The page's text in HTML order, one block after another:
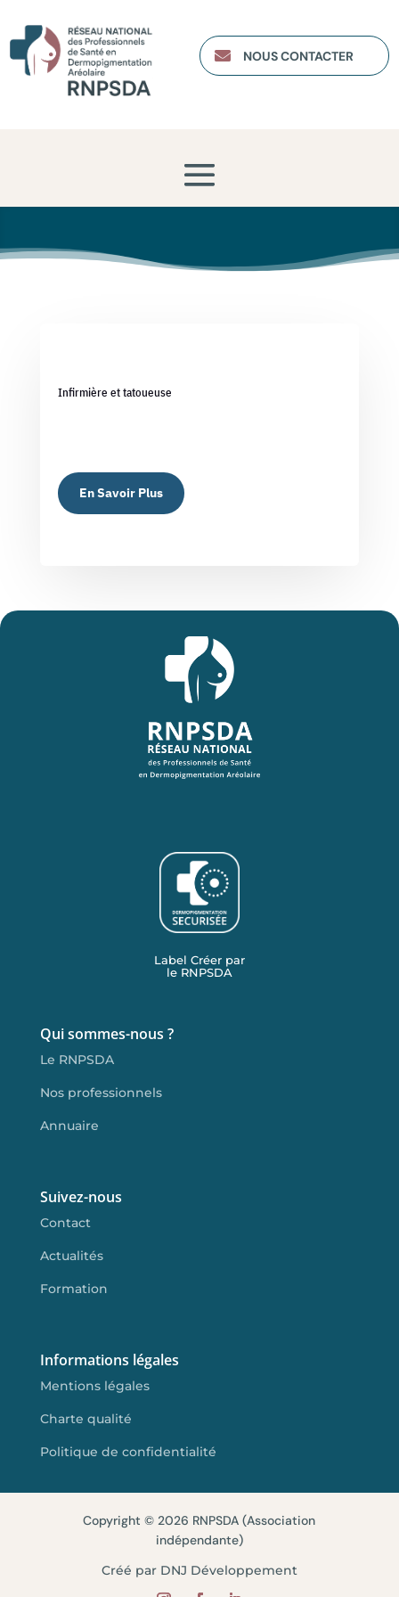
 NOUS CONTACTER
Infirmière et tatoueuse
En Savoir Plus
Label Créer par
le RNPSDA
Qui sommes-nous ?
Le RNPSDA
Nos professionnels
Annuaire
Suivez-nous
Contact
Actualités
Formation
Informations légales
Mentions légales
Charte qualité
Politique de confidentialité
Copyright © 2026 RNPSDA (Association
indépendante)
Créé par DNJ Développement